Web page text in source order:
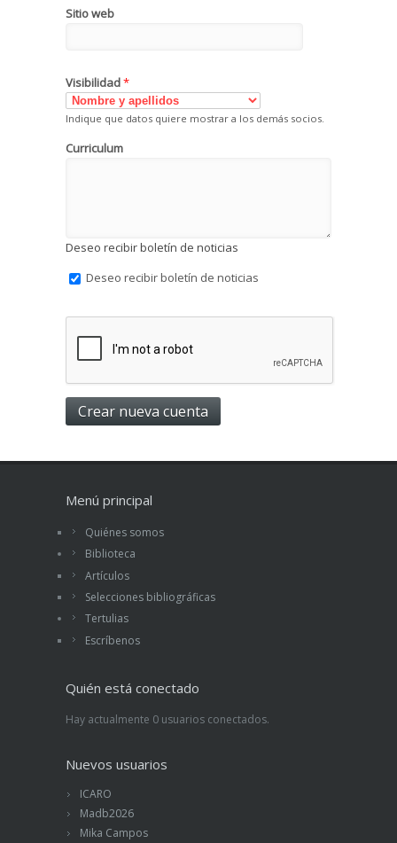
Sitio web
Visibilidad*
Indique que datos quiere mostrar a los demás socios.
Curriculum
Deseo recibir boletín de noticias
Deseo recibir boletín de noticias
Menú principal
Quiénes somos
Biblioteca
Artículos
Selecciones bibliográficas
Tertulias
Escríbenos
Quién está conectado
Hay actualmente 0 usuarios conectados.
Nuevos usuarios
ICARO
Madb2026
Mika Campos